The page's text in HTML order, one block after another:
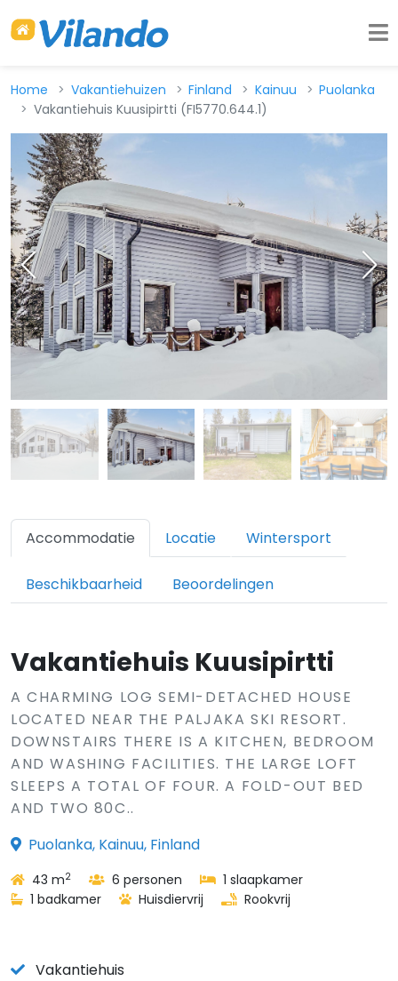
Home Vakantiehuizen Finland Kainuu
Puolanka
Vakantiehuis Kuusipirtti (FI5770.644.1)
Accommodatie Locatie Wintersport
Beschikbaarheid Beoordelingen
Vakantiehuis Kuusipirtti
A CHARMING LOG SEMI-DETACHED HOUSE
LOCATED NEAR THE PALJAKA SKI RESORT.
DOWNSTAIRS THERE IS A KITCHEN, BEDROOM
AND WASHING FACILITIES. THE LARGE LOFT
SLEEPS A TOTAL OF FOUR. A FOLD-OUT BED
AND TWO 80C..
Puolanka, Kainuu, Finland
43 m2 6 personen
1 slaapkamer
1 badkamer
Huisdiervrij Rookvrij
Vakantiehuis